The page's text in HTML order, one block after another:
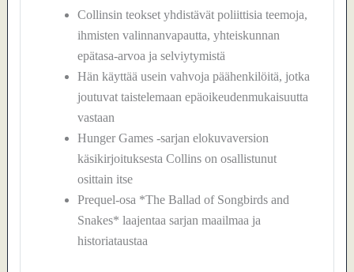
Collinsin teokset yhdistävät poliittisia teemoja,
ihmisten valinnanvapautta, yhteiskunnan
epätasa-arvoa ja selviytymistä
Hän käyttää usein vahvoja päähenkilöitä, jotka
joutuvat taistelemaan epäoikeudenmukaisuutta
vastaan
Hunger Games -sarjan elokuvaversion
käsikirjoituksesta Collins on osallistunut
osittain itse
Prequel-osa *The Ballad of Songbirds and
Snakes* laajentaa sarjan maailmaa ja
historiataustaa